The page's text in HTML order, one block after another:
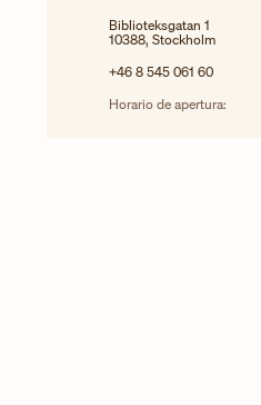
Biblioteksgatan 1
10388, Stockholm
+46 8 545 061 60
Horario de apertura: